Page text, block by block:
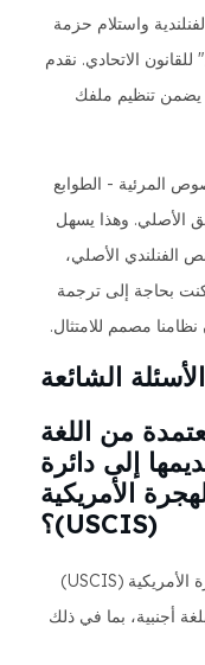
واستلام حزمة
الاتحادي. نقدم
يضمن تنظيم ملفك
المرئية - الطوابع
الأصلي. وهذا يسهل
الفنلندي الأصلي،
بحاجة إلى ترجمة
نظامنا مصمم للامتثال.
الأسئلة الشائعة
من اللغة
إلى دائرة
الأمريكية
(USCIS)؟
نعم. تشترط دائرة خدمات المواطنة والهجرة الأمريكية (USCIS)
أجنبية، بما في ذلك